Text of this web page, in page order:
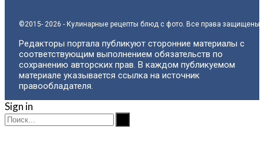
©2015- 2026 - Кулинарные рецепты блюд с фото. Все права защищены.
Редакторы портала публикуют сторонние материалы с
соответствующим выполнением обязательств по
сохранению авторских прав. В каждом публикуемом
материале указывается ссылка на источник
правообладателя.
Sign in